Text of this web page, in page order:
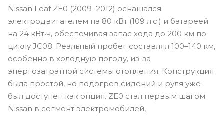
Nissan Leaf ZE0 (2009–2012) оснащался
электродвигателем на 80 кВт (109 л.с.) и батареей
на 24 кВт•ч, обеспечивая запас хода до 200 км по
циклу JC08. Реальный пробег составлял 100–140 км,
особенно в холодную погоду, из-за
энергозатратной системы отопления. Конструкция
была простой, но подогрев сидений и руля уже
был доступен как опция. ZE0 стал первым шагом
Nissan в сегмент электромобилей,